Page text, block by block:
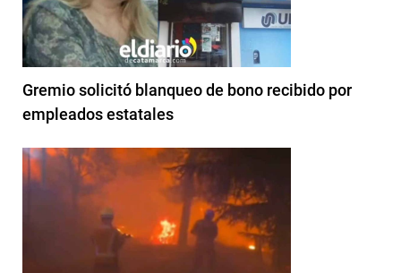
Gremio solicitó blanqueo de bono recibido por
empleados estatales